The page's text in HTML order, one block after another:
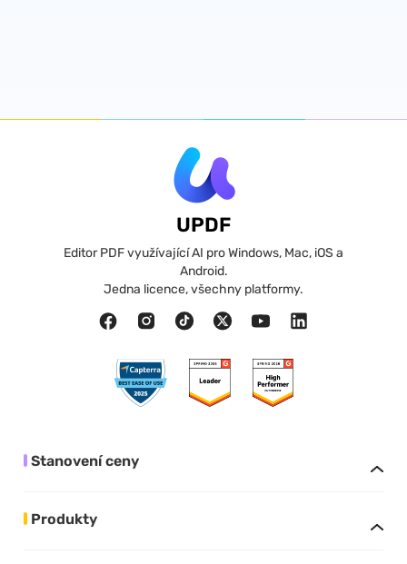
UPDF
Editor PDF využívající AI pro Windows, Mac, iOS a
Android.
Jedna licence, všechny platformy.
Stanovení ceny
Produkty